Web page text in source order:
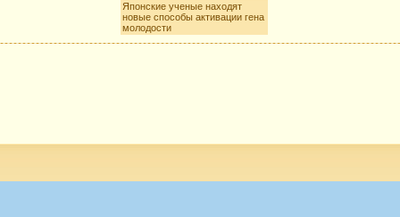
Японские ученые находят
новые способы активации гена
молодости